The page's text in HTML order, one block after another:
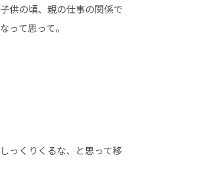
供の頃、親の仕事の関係で
て思って。
っくりくるな、と思って移